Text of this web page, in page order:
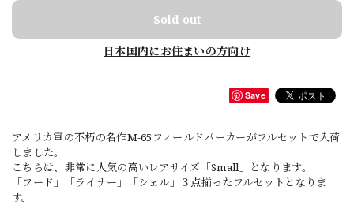
Sold out
日本国内にお住まいの方向け
Save
アメリカ軍の不朽の名作M-65フィールドパーカーがフルセットで入荷
しました。
こちらは、非常に人気の高いレアサイズ「Small」となります。
「フード」「ライナー」「シェル」３点揃ったフルセットとなりま
す。